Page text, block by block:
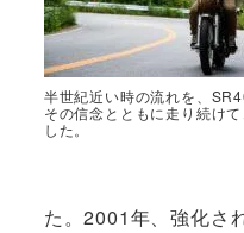
半世紀近い時の流れを、
その信念とともに走り続けて
した。
た。2001年、強化さ